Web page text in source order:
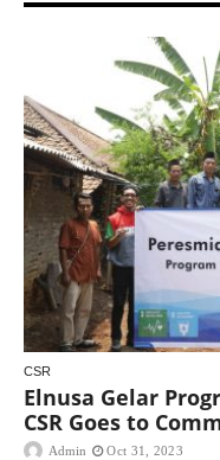
CSR
Elnusa Gelar
CSR Goes to
Admin Oct 31, 2023